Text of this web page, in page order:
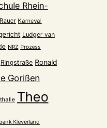
Rhein-
Karneval
Ludger van
NRZ Prozess
Ringstraße Ronald
Gorißen
Theo
Kleverland